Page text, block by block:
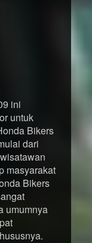
ini
untuk
Bikers
dari
masyarakat
Bikers
umumnya